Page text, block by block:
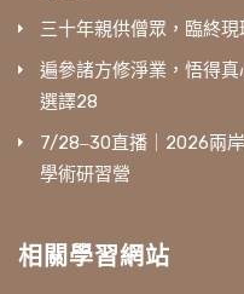
三十年親供僧眾，臨終
遍參諸方修淨業，悟得
選譯28
7/28‒30直播｜2026兩
學術研習營
相關學習網站